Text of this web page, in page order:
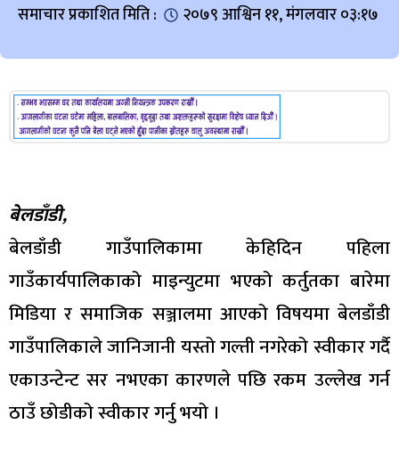
समाचार प्रकाशित मिति : २०७९ आश्विन ११, मंगलवार ०३:१७
बेलडाँडी,
बेलडाँडी गाउँपालिकामा केहिदिन पहिला
गाउँकार्यपालिकाको माइन्युटमा भएको कर्तुतका बारेमा
मिडिया र समाजिक सञ्जालमा आएको विषयमा बेलडाँडी
गाउँपालिकाले जानिजानी यस्तो गल्ती नगरेको स्वीकार गर्दै
एकाउन्टेन्ट सर नभएका कारणले पछि रकम उल्लेख गर्न
ठाउँ छोडीको स्वीकार गर्नु भयो ।